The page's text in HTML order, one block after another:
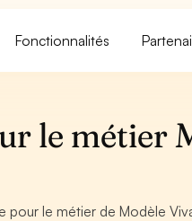
Fonctionnalités
le métier
le métier de Modèle